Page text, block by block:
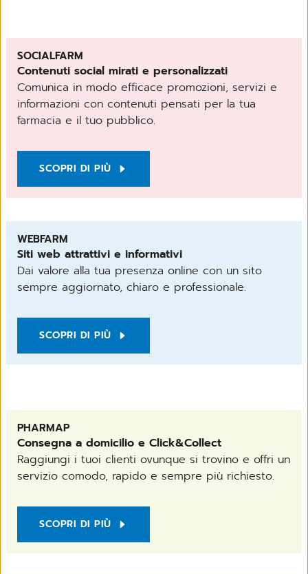
SOCIALFARM
Contenuti social mirati e personalizzati
Comunica in modo efficace promozioni, servizi e
informazioni con contenuti pensati per la tua
farmacia e il tuo pubblico.
SCOPRI DI PIÙ
WEBFARM
Siti web attrattivi e informativi
Dai valore alla tua presenza online con un sito
sempre aggiornato, chiaro e professionale.
SCOPRI DI PIÙ
PHARMAP
Consegna a domicilio e Click&Collect
Raggiungi i tuoi clienti ovunque si trovino e offri un
servizio comodo, rapido e sempre più richiesto.
SCOPRI DI PIÙ